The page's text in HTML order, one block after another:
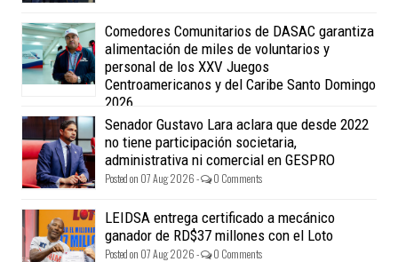
Comedores Comunitarios de DASAC garantiza
alimentación de miles de voluntarios y
personal de los XXV Juegos
Centroamericanos y del Caribe Santo Domingo
2026
Posted on 07 Aug 2026 - 0 Comments
Senador Gustavo Lara aclara que desde 2022
no tiene participación societaria,
administrativa ni comercial en GESPRO
Posted on 07 Aug 2026 - 0 Comments
LEIDSA entrega certificado a mecánico
ganador de RD$37 millones con el Loto
Posted on 07 Aug 2026 - 0 Comments